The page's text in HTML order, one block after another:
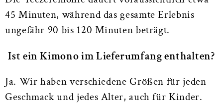
45 Minuten, während das gesamte Erlebnis
ungefähr 90 bis 120 Minuten beträgt.
Ist ein Kimono im Lieferumfang enthalten?
Ja. Wir haben verschiedene Größen für jeden
Geschmack und jedes Alter, auch für Kinder.